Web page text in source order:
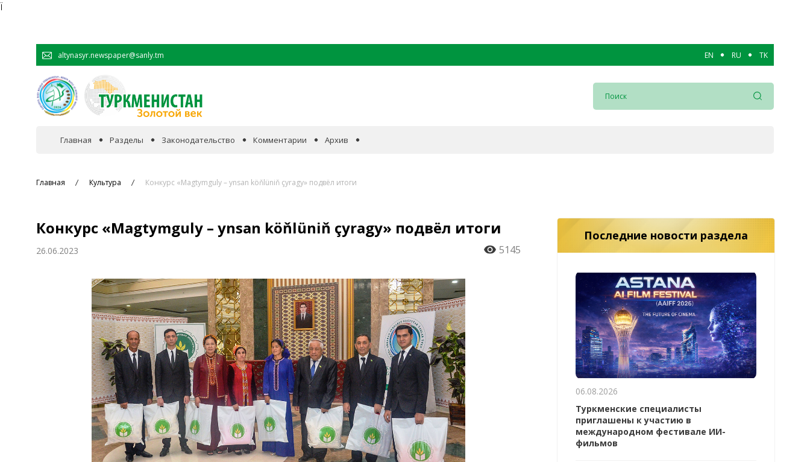
Ï
altynasyr.newspaper@sanly.tm EN RU TK
Главная Разделы
Сотрудничество
Общество
Культура
Наука
Спорт
Законодательство Комментарии Архив
Главная Культура Конкурс «Magtymguly – ynsan köňlüniň çyragy» подвёл итоги
Конкурс «Magtymguly – ynsan köňlüniň çyragy» подвёл итоги
26.06.2023 5145
Последние новости раздела
06.08.2026
Туркменские специалисты
приглашены к участию в
международном фестивале ИИ-
фильмов